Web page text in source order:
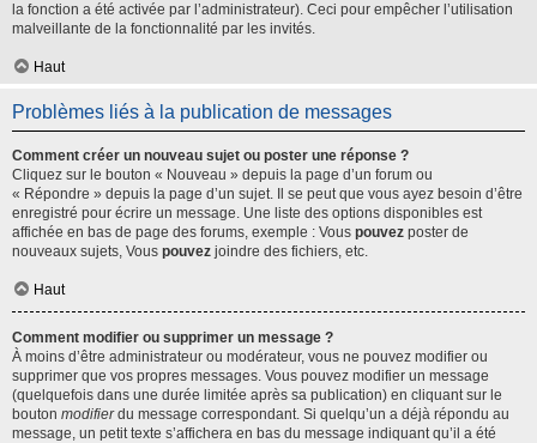
la fonction a été activée par l’administrateur). Ceci pour empêcher l’utilisation
malveillante de la fonctionnalité par les invités.
Haut
Problèmes liés à la publication de messages
Comment créer un nouveau sujet ou poster une réponse ?
Cliquez sur le bouton « Nouveau » depuis la page d’un forum ou
« Répondre » depuis la page d’un sujet. Il se peut que vous ayez besoin d’être
enregistré pour écrire un message. Une liste des options disponibles est
affichée en bas de page des forums, exemple : Vous pouvez poster de
nouveaux sujets, Vous pouvez joindre des fichiers, etc.
Haut
Comment modifier ou supprimer un message ?
À moins d’être administrateur ou modérateur, vous ne pouvez modifier ou
supprimer que vos propres messages. Vous pouvez modifier un message
(quelquefois dans une durée limitée après sa publication) en cliquant sur le
bouton modifierdu message correspondant. Si quelqu’un a déjà répondu au
message, un petit texte s’affichera en bas du message indiquant qu’il a été